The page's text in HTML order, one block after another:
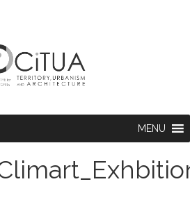
MENU